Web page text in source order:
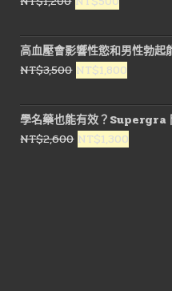
價
格：
NT$1,200。
價
格：
NT$500。
高血壓會影響性慾和男性勃起
NT$3,500 原
價
格：
NT$3,500。
NT$1,800
價
格：
學名藥也能有效？Supergra
NT$2,600 原
NT$1,300